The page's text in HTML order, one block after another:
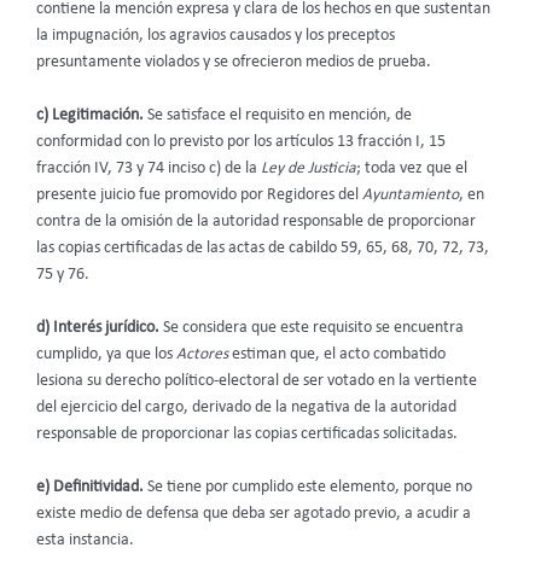
contiene la mención expresa y clara de los hechos en que sustentan
la impugnación, los agravios causados y los preceptos
presuntamente violados y se ofrecieron medios de prueba.
c) Legitimación. Se satisface el requisito en mención, de
conformidad con lo previsto por los artículos 13 fracción I, 15
fracción IV, 73 y 74 inciso c) de la Ley de Justicia; toda vez que el
presente juicio fue promovido por Regidores del Ayuntamiento, en
contra de la omisión de la autoridad responsable de proporcionar
las copias certificadas de las actas de cabildo 59, 65, 68, 70, 72, 73,
75 y 76.
d) Interés jurídico. Se considera que este requisito se encuentra
cumplido, ya que los Actoresestiman que, el acto combatido
lesiona su derecho político-electoral de ser votado en la vertiente
del ejercicio del cargo, derivado de la negativa de la autoridad
responsable de proporcionar las copias certificadas solicitadas.
e) Definitividad. Se tiene por cumplido este elemento, porque no
existe medio de defensa que deba ser agotado previo, a acudir a
esta instancia.